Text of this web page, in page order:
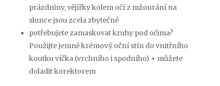
prázdniny, vějířky kolem očí z mžourání na
slunce jsou zcela zbytečné
potřebujete zamaskovat kruhy pod očima?
Použijte jemně krémový oční stín do vnitřního
koutku víčka (vrchního i spodního) + můžete
doladit korektorem